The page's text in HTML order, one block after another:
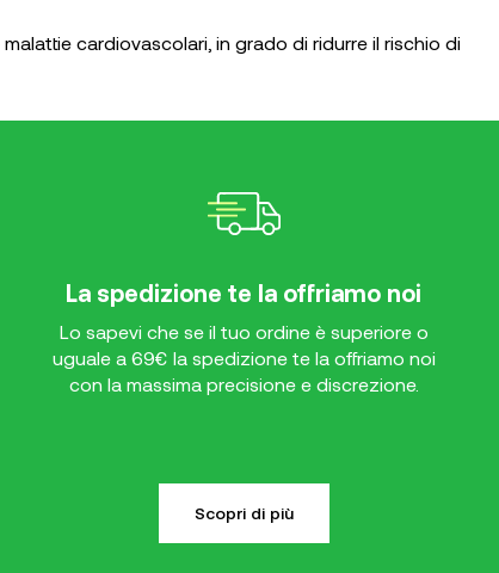
cardiovascolari, in grado di ridurre il rischio di
La spedizione te la offriamo noi
Lo sapevi che se il tuo ordine è superiore o
uguale a 69€ la spedizione te la offriamo noi
con la massima precisione e discrezione.
Scopri di più